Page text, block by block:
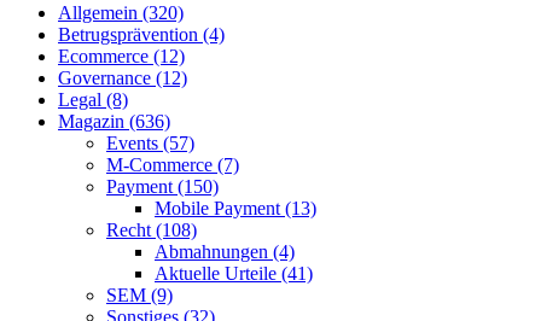
Allgemein (320)
Betrugsprävention (4)
Ecommerce (12)
Governance (12)
Legal (8)
Magazin (636)
Events (57)
M-Commerce (7)
Payment (150)
Mobile Payment (13)
Recht (108)
Abmahnungen (4)
Aktuelle Urteile (41)
SEM (9)
Sonstiges (32)